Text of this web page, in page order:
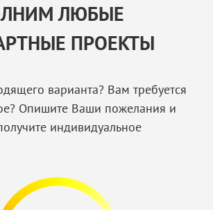
ЛЮБЫЕ
ПРОЕКТЫ
варианта? Вам требуется
Опишите Ваши пожелания и
индивидуальное